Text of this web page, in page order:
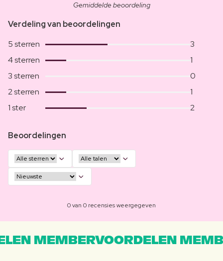
Gemiddelde beoordeling
Verdeling van beoordelingen
5 sterren
3
4 sterren
1
3 sterren
0
2 sterren
1
1 ster
2
Beoordelingen
0 van 0 recensies weergegeven
MEMBERVOORDELEN